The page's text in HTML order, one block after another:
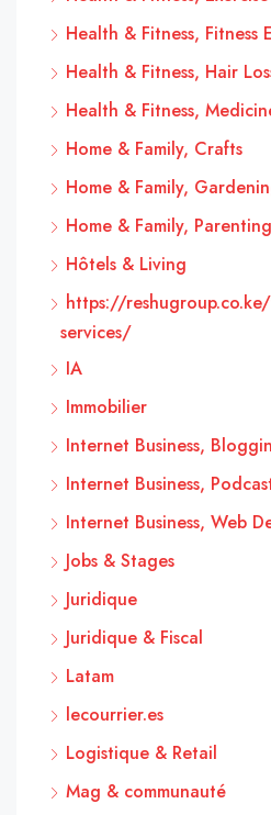
Health & Fitness, Fitness
Health & Fitness, Hair
Health & Fitness,
Home & Family, Crafts
Home & Family,
Home & Family, Parenting
Hôtels & Living
https://
services/
IA
Immobilier
Internet Business,
Internet Business,
Internet Business, Web
Jobs & Stages
Juridique
Juridique & Fiscal
Latam
lecourrier.es
Logistique & Retail
Mag & communauté